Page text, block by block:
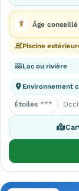
Âge conseillé
Piscine
Lac ou rivière
Environnement
Étoiles ***